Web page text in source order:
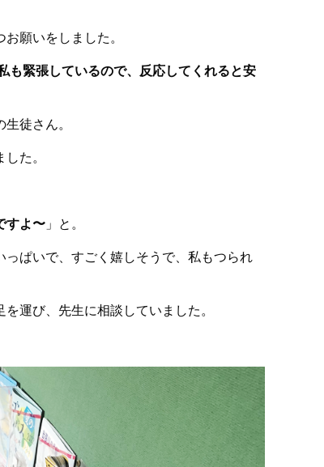
願いをしました。
も緊張しているので、反応してくれると安
徒さん。
た。
すよ〜 」と。
ぱいで、すごく嬉しそうで、私もつられ
運び、先生に相談していました。